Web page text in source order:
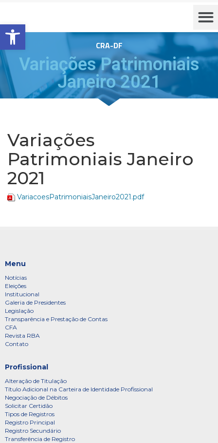
Barra de Ferramentas Aberta
CRA-DF
Variações Patrimoniais
Janeiro 2021
Variações
Patrimoniais Janeiro
2021
VariacoesPatrimoniaisJaneiro2021.pdf
Menu
Notícias
Eleições
Institucional
Galeria de Presidentes
Legislação
Transparência e Prestação de Contas
CFA
Revista RBA
Contato
Profissional
Alteração de Titulação
Título Adicional na Carteira de Identidade Profissional
Negociação de Débitos
Solicitar Certidão
Tipos de Registros
Registro Principal
Registro Secundário
Transferência de Registro